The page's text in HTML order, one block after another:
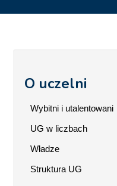
O uczelni
Wybitni i utalentowani
UG w liczbach
Władze
Struktura UG